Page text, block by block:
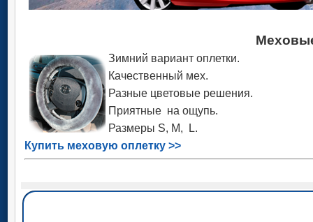
Зимний вариант оплетки.
Качественный мех.
Разные цветовые решения.
Приятные на ощупь.
Размеры S, M, L.
Купить меховую оплетку >>